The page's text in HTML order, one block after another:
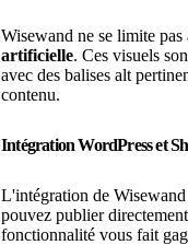
Wisewand ne se limite
artificielle. Ces visuels
avec des balises alt
contenu.
Intégration WordPress et
L'intégration de
pouvez publier
fonctionnalité vous fait